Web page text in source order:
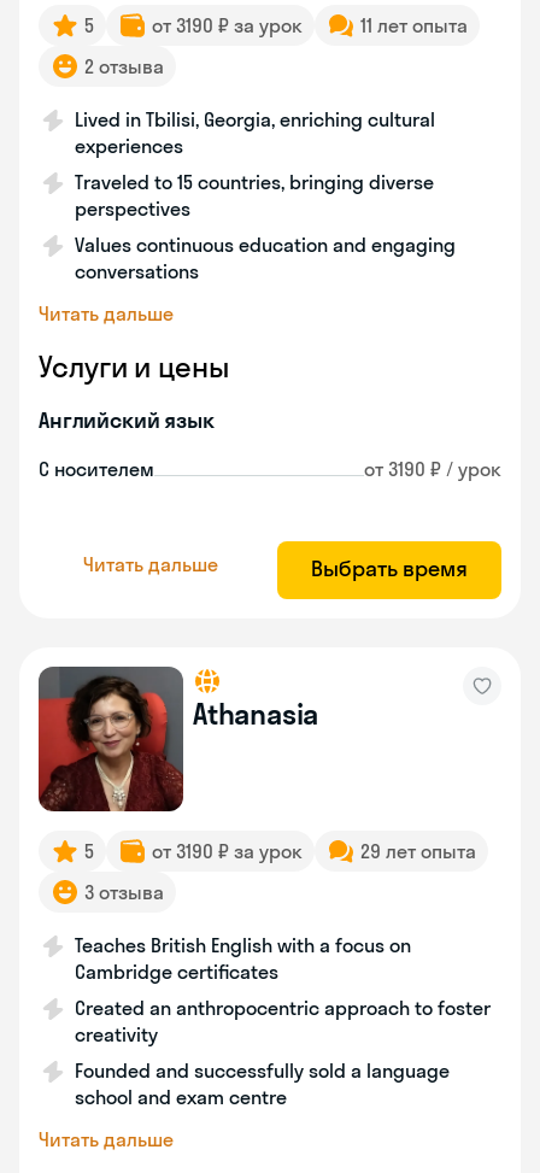
5 от 3190 ₽ за урок
11 лет опыта
2 отзыва
Lived in Tbilisi, Georgia, enriching cultural
experiences
Traveled to 15 countries, bringing diverse
perspectives
Values continuous education and engaging
conversations
Читать дальше
Услуги и цены
Английский язык
С носителем от 3190 ₽ / урок
Читать дальше Выбрать время
Athanasia
5 от 3190 ₽ за урок
29 лет опыта
3 отзыва
Teaches British English with a focus on
Cambridge certificates
Created an anthropocentric approach to foster
creativity
Founded and successfully sold a language
school and exam centre
Читать дальше